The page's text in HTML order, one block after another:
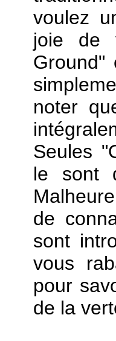
voulez
joie de
Ground"
noter
Seules
le sont
de
sont
vous
pour
de la